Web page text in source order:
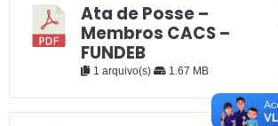
Ata de Posse –
Membros CACS –
FUNDEB
1 arquivo(s) 1.67 MB